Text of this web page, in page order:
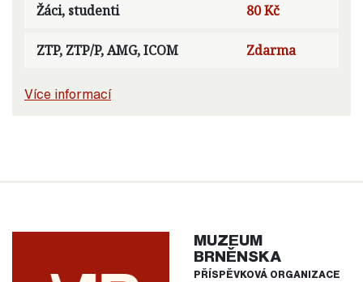
Žáci, studenti 80 Kč
ZTP, ZTP/P, AMG, ICOM Zdarma
Více informací
MUZEUM
BRNĚNSKA
PŘÍSPĚVKOVÁ ORGANIZACE